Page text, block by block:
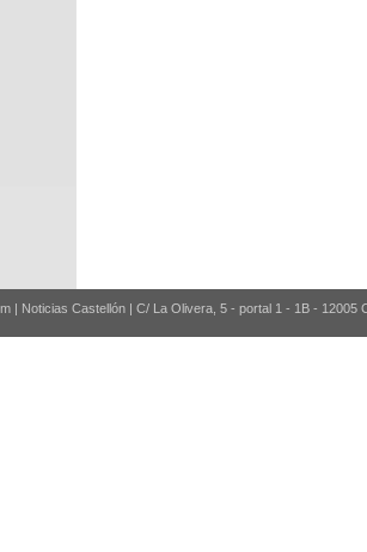
| Noticias Castellón | C/ La Olivera, 5 - portal 1 - 1B - 12005